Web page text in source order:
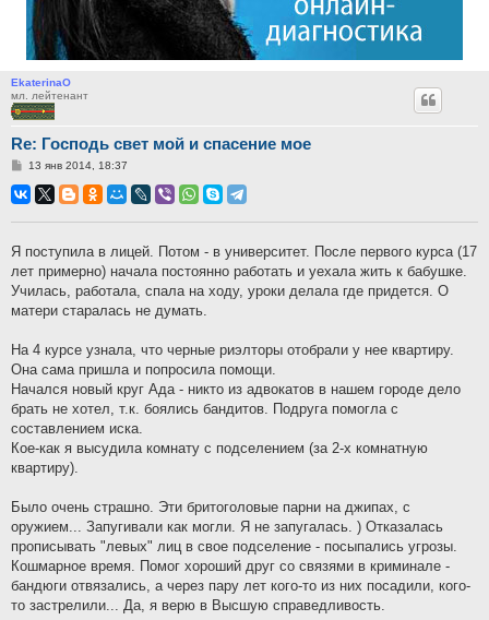
EkaterinaO
мл. лейтенант
Re: Господь свет мой и спасение мое
Сообщение
13 янв 2014, 18:37
Я поступила в лицей. Потом - в университет. После первого курса (17
лет примерно) начала постоянно работать и уехала жить к бабушке.
Училась, работала, спала на ходу, уроки делала где придется. О
матери старалась не думать.
На 4 курсе узнала, что черные риэлторы отобрали у нее квартиру.
Она сама пришла и попросила помощи.
Начался новый круг Ада - никто из адвокатов в нашем городе дело
брать не хотел, т.к. боялись бандитов. Подруга помогла с
составлением иска.
Кое-как я высудила комнату с подселением (за 2-х комнатную
квартиру).
Было очень страшно. Эти бритоголовые парни на джипах, с
оружием... Запугивали как могли. Я не запугалась. ) Отказалась
прописывать "левых" лиц в свое подселение - посыпались угрозы.
Кошмарное время. Помог хороший друг со связями в криминале -
бандюги отвязались, а через пару лет кого-то из них посадили, кого-
то застрелили... Да, я верю в Высшую справедливость.